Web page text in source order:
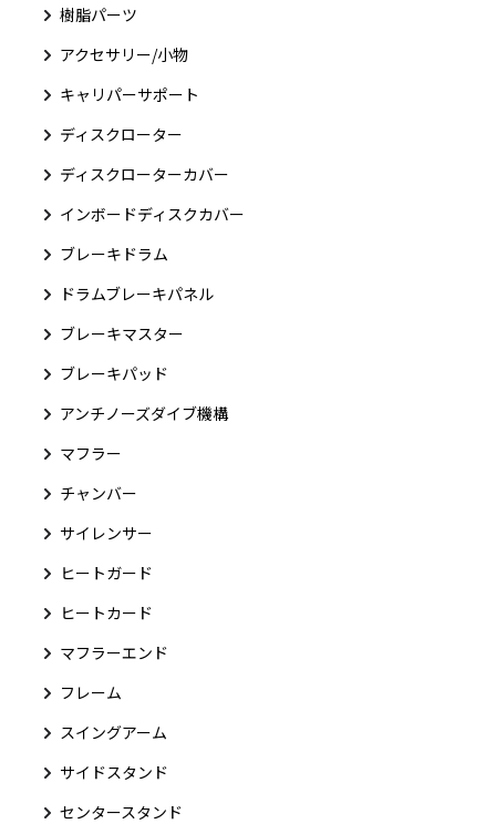
樹脂パーツ
アクセサリー/小物
キャリパーサポート
ディスクローター
ディスクローターカバー
インボードディスクカバー
ブレーキドラム
ドラムブレーキパネル
ブレーキマスター
ブレーキパッド
アンチノーズダイブ機構
マフラー
チャンバー
サイレンサー
ヒートガード
ヒートカード
マフラーエンド
フレーム
スイングアーム
サイドスタンド
センタースタンド